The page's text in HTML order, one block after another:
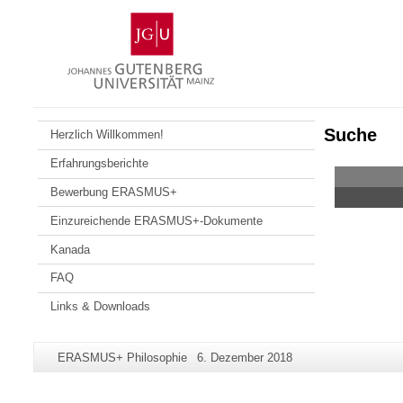
Gutenberg-
Universität
Mainz
Herzlich Willkommen!
Erfahrungsberichte
Bewerbung ERASMUS+
Einzureichende ERASMUS+-Dokumente
Kanada
FAQ
Links & Downloads
Suche
Zusätzliche
Seiten-
ERASMUS+ Philosophie
Letzte
6. Dezember 2018